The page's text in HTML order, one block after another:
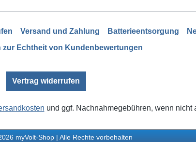
Versand und Zahlung Batterieentsorgung
zur Echtheit von Kundenbewertungen
Vertrag widerrufen
und ggf. Nachnahmegebühren, wenn nicht
myVolt-Shop | Alle Rechte vorbehalten